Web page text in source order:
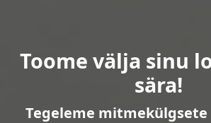
Toome välja sinu
sära!
Tegeleme